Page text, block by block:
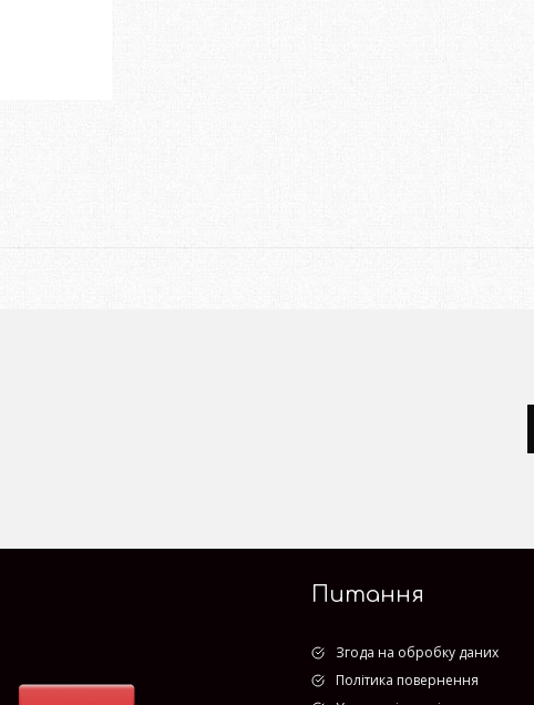
Питання
Згода на обробку даних
Політика повернення